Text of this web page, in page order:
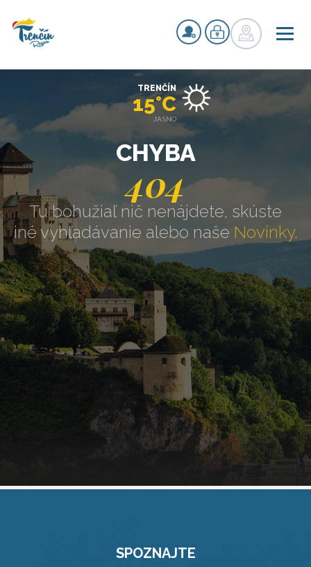
CHYBA
404
Tu bohužiaľ nič nenájdete, skúste
iné vyhľadávanie alebo naše Novinky.
TRENČÍN
15°C
JASNO
SPOZNAJTE